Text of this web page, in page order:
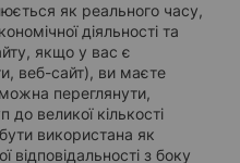
як реального часу,
діяльності та
якщо у вас є
веб-сайт), ви маєте
переглянути,
великої кількості
використана як
відповідальності з боку